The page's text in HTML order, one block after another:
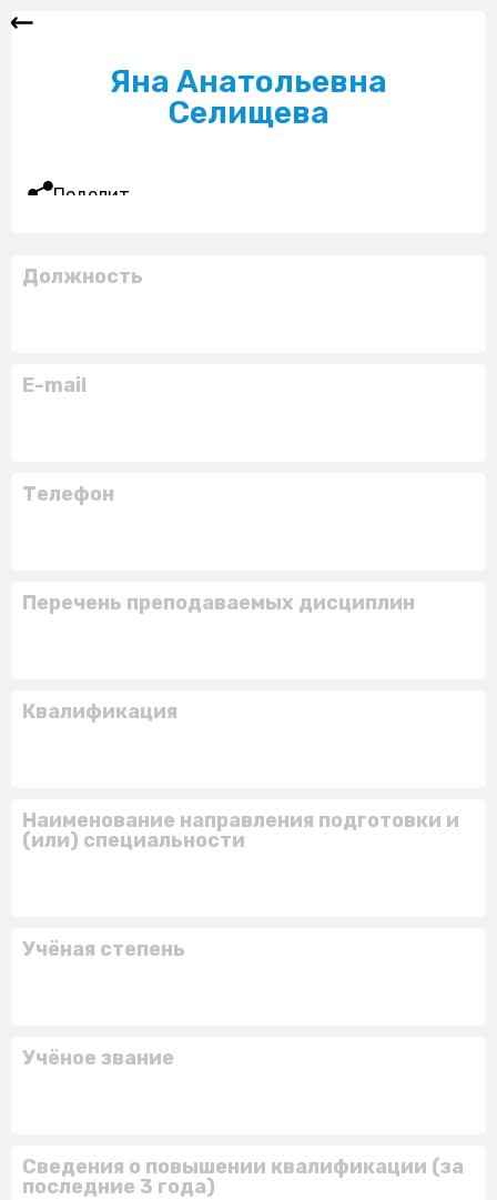
Яна Анатольевна
Селищева
Поделиться
Должность
E-mail
Телефон
Перечень преподаваемых дисциплин
Квалификация
Наименование направления подготовки и
(или) специальности
Учёная степень
Учёное звание
Сведения о повышении квалификации (за
последние 3 года)